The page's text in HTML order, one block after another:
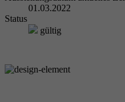
01.03.2022
Status
gültig